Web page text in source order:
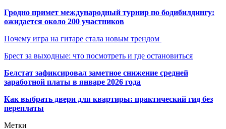
Гродно примет международный турнир по бодибилдингу:
ожидается около 200 участников
Почему игра на гитаре стала новым трендом
Брест за выходные: что посмотреть и где остановиться
Белстат зафиксировал заметное снижение средней
заработной платы в январе 2026 года
Как выбрать двери для квартиры: практический гид без
переплаты
Метки